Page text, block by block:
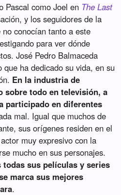
Pascal como Joel en The Last
y los seguidores de la
conocían tanto a este
para ver dónde
José Pedro Balmaceda
que ha dedicado su vida, en su
En la industria de
sobre todo en televisión, a
participado en diferentes
mal. Igual que muchos de
sus orígenes residen en el
muy expresivo con la
mucho en sus personajes.
todas sus películas y series
marca sus mejores
.